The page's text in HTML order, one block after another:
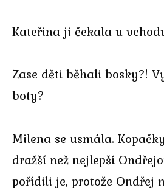
Kateřina ji čekala u
Zase děti běhali bosky?!
boty?
Milena se usmála.
dražší než nejlepší
pořídili je, protože Ondřej